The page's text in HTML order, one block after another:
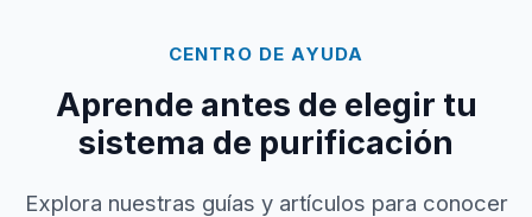
CENTRO DE AYUDA
Aprende antes de elegir tu
sistema de purificación
Explora nuestras guías y artículos para conocer